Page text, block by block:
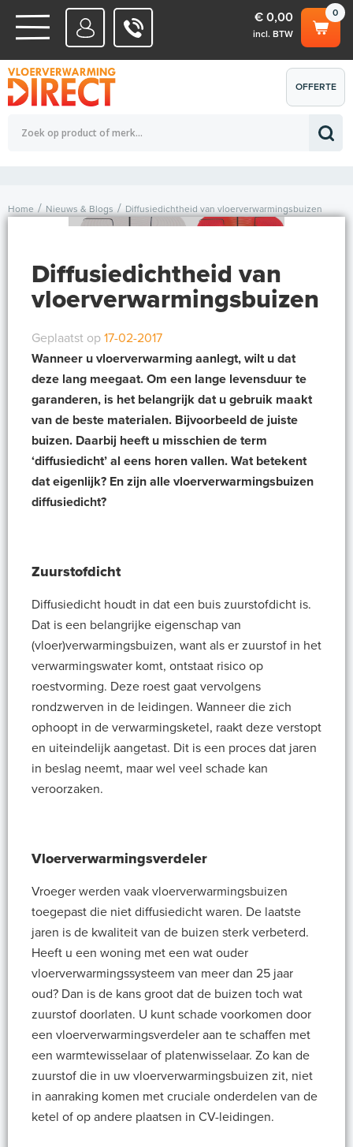
WATERSYSTEMEN
ELEKTRISCHE SYSTEMEN
0
€ 0,00
incl. BTW
Totaalbedrag (incl. BTW) € 0,00
OFFERTE
AANVRAGEN
Home Nieuws & Blogs Diffusiedichtheid van vloerverwarmingsbuizen
Diffusiedichtheid van
vloerverwarmingsbuizen
Geplaatst op 17-02-2017
Wanneer u vloerverwarming aanlegt, wilt u dat
deze lang meegaat. Om een lange levensduur te
garanderen, is het belangrijk dat u gebruik maakt
van de beste materialen. Bijvoorbeeld de juiste
buizen. Daarbij heeft u misschien de term
‘diffusiedicht’ al eens horen vallen. Wat betekent
dat eigenlijk? En zijn alle vloerverwarmingsbuizen
diffusiedicht?
Zuurstofdicht
Diffusiedicht houdt in dat een buis zuurstofdicht is.
Dat is een belangrijke eigenschap van
(vloer)verwarmingsbuizen, want als er zuurstof in het
verwarmingswater komt, ontstaat risico op
roestvorming. Deze roest gaat vervolgens
rondzwerven in de leidingen. Wanneer die zich
ophoopt in de verwarmingsketel, raakt deze verstopt
en uiteindelijk aangetast. Dit is een proces dat jaren
in beslag neemt, maar wel veel schade kan
veroorzaken.
Vloerverwarmingsverdeler
Vroeger werden vaak vloerverwarmingsbuizen
toegepast die niet diffusiedicht waren. De laatste
jaren is de kwaliteit van de buizen sterk verbeterd.
Heeft u een woning met een wat ouder
vloerverwarmingssysteem van meer dan 25 jaar
oud? Dan is de kans groot dat de buizen toch wat
zuurstof doorlaten. U kunt schade voorkomen door
een vloerverwarmingsverdeler aan te schaffen met
een warmtewisselaar of platenwisselaar. Zo kan de
zuurstof die in uw vloerverwarmingsbuizen zit, niet
in aanraking komen met cruciale onderdelen van de
ketel of op andere plaatsen in CV-leidingen.